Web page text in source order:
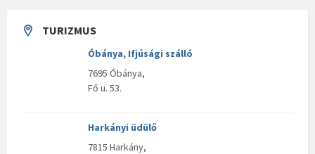
TURIZMUS
Óbánya, Ifjúsági szálló
7695 Óbánya,
Fő u. 53.
Harkányi üdülő
7815 Harkány,